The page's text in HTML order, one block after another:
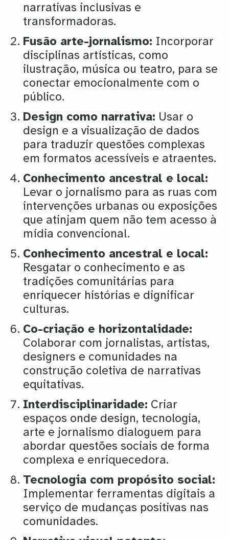
narrativas inclusivas e
transformadoras.
Fusão arte-jornalismo: Incorporar
disciplinas artísticas, como
ilustração, música ou teatro, para se
conectar emocionalmente com o
público.
Design como narrativa: Usar o
design e a visualização de dados
para traduzir questões complexas
em formatos acessíveis e atraentes.
Conhecimento ancestral e local:
Levar o jornalismo para as ruas com
intervenções urbanas ou exposições
que atinjam quem não tem acesso à
mídia convencional.
Conhecimento ancestral e local:
Resgatar o conhecimento e as
tradições comunitárias para
enriquecer histórias e dignificar
culturas.
Co-criação e horizontalidade:
Colaborar com jornalistas, artistas,
designers e comunidades na
construção coletiva de narrativas
equitativas.
Interdisciplinaridade: Criar
espaços onde design, tecnologia,
arte e jornalismo dialoguem para
abordar questões sociais de forma
complexa e enriquecedora.
Tecnologia com propósito social:
Implementar ferramentas digitais a
serviço de mudanças positivas nas
comunidades.